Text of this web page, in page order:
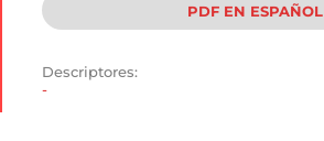
PDF EN ESPAÑOL
Descriptores:
-